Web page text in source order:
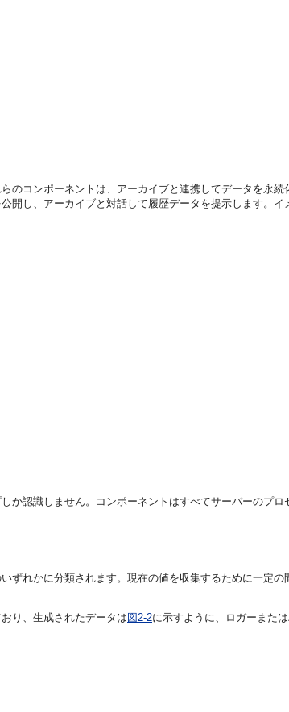
コンポーネントは、アーカイブと連携してデータを永
し、アーカイブと対話して履歴データを提示します。
認識しません。コンポーネントはすべてサーバーのプ
ずれかに分類されます。現在の値を収集するために一定
り、生成されたデータは 図2-2に示すように、ロガーまた